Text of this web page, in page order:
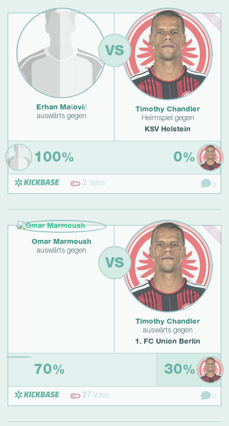
Erhan Mašović
auswärts gegen
VS
Timothy Chandler
Heimspiel gegen
KSV Holstein
100% 0%
2 Votes 0
Omar Marmoush
auswärts gegen
VS
Timothy Chandler
auswärts gegen
1. FC Union Berlin
70% 30%
27 Votes 0